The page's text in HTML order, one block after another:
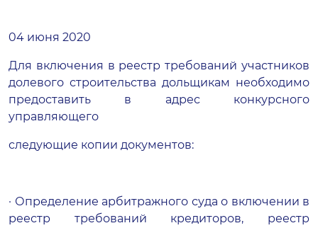
04 июня 2020
Для включения в реестр требований участников
долевого строительства дольщикам необходимо
предоставить в адрес конкурсного
управляющего
следующие копии документов:
· Определение арбитражного суда о включении в
реестр требований кредиторов, реестр